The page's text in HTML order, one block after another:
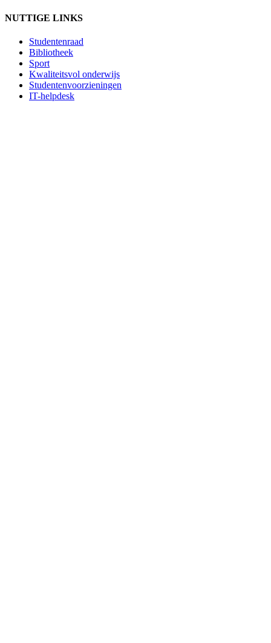
NUTTIGE LINKS
Studentenraad
Bibliotheek
Sport
Kwaliteitsvol onderwijs
Studentenvoorzieningen
IT-helpdesk